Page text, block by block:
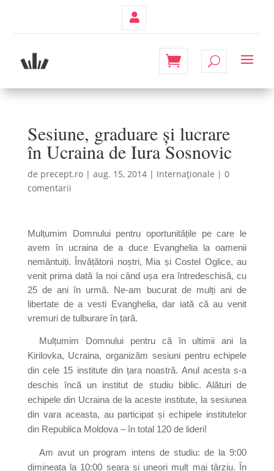
Sesiune, graduare şi lucrare
în Ucraina de Iura Sosnovic
de precept.ro| aug. 15, 2014| Internaționale | 0
comentarii
Mulțumim Domnului pentru oportunitățile pe care le
avem în ucraina de a duce Evanghelia la oamenii
nemântuiți. Învățătorii noștri, Mia și Costel Oglice, au
venit prima dată la noi când ușa era întredeschisă, cu
25 de ani în urmă. Ne-am bucurat de mulți ani de
libertate de a vesti Evanghelia, dar iată că au venit
vremuri de tulburare în țară.
Mulțumim Domnului pentru că în ultimii ani la
Kirilovka, Ucraina, organizăm sesiuni pentru echipele
din cele 15 institute din țara noastră. Anul acesta s-a
deschis încă un institut de studiu biblic. Alături de
echipele din Ucraina de la aceste institute, la sesiunea
din vara aceasta, au participat și echipele institutelor
din Republica Moldova – în total 120 de lideri!
Am avut un program intens de studiu: de la 9:00
dimineața la 10:00 seara și uneori mult mai târziu. În